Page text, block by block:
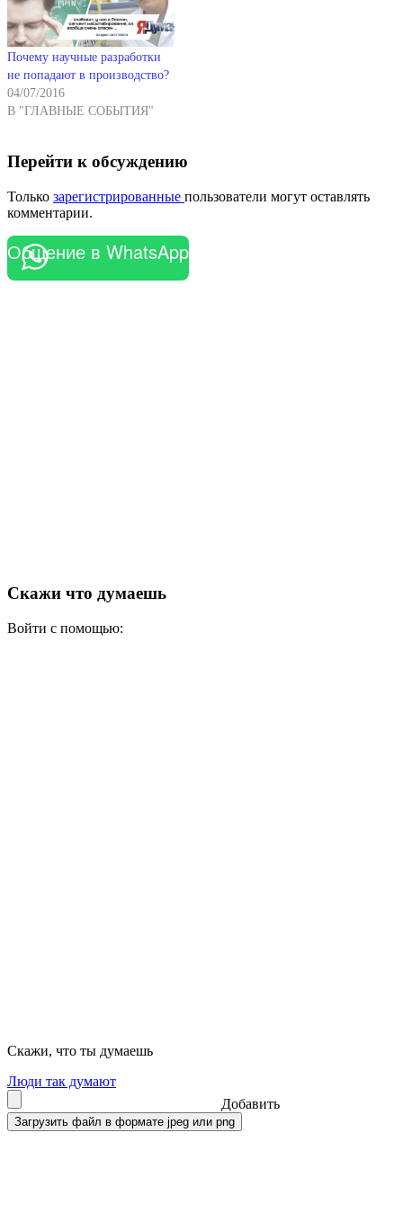
Почему научные разработки
не попадают в производство?
04/07/2016
В "ГЛАВНЫЕ СОБЫТИЯ"
Перейти к обсуждению
Только зарегистрированные пользователи могут оставлять
комментарии.
Общение в WhatsApp
Скажи что думаешь
Войти с помощью:
Скажи, что ты думаешь
Люди так думают
Добавить